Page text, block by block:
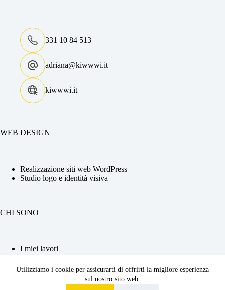
Utilizziamo i cookie per assicurarti di offrirti la migliore esperienza
sul nostro sito web.
331 10 84 513
adriana@kiwwwi.it
kiwwwi.it
WEB DESIGN
Realizzazione siti web WordPress
Studio logo e identità visiva
CHI SONO
I miei lavori
Competenze e CV
Kiwwwi di Adriana Chiabrera